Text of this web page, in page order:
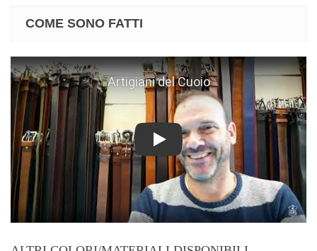
COME SONO FATTI
Play